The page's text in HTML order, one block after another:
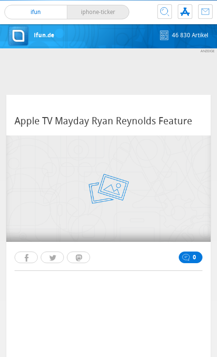
ifun iphone-ticker
ifun.de 46 830 Artikel
Apple TV Mayday Ryan Reynolds Feature
0